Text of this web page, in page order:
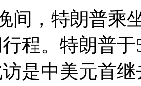
间，特朗普乘
程。特朗普
是中美元首